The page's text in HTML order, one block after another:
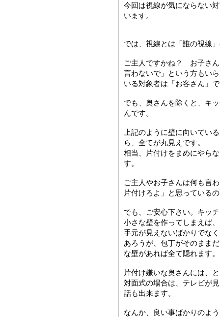
今回は視線が気にならない
います。
では、視線とは「誰の視線
ご主人ですかね？ お子さ
言わないで」という方もい
いる対象者は「お客さん」
でも、奥さんを除くと、キ
んです。
上記のように壁に向いてい
ら、全てが丸見えです。
相当、片付けをまめにやら
す。
ご主人やお子さんは何も言
片付けろよ」と思っている
でも、ご安心下さい。キッ
小さな壁を作ってしまえば
手元が見えないばかりでな
あろうが、包丁がそのまま
な壁があれば全て隠れます。
片付け嫌いな奥さんには、
対面式の場合は、テレビが
話も出来ます。
なんか、良い事ばかりのよ